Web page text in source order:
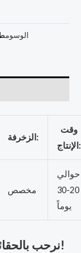
الوسوم
الزخرفة:
وقت
الإنتاج:
مخصص
حوالي
20-30
يوماً
نرحب بالحقائب المخصصة وحقائب البيع بالجملة!